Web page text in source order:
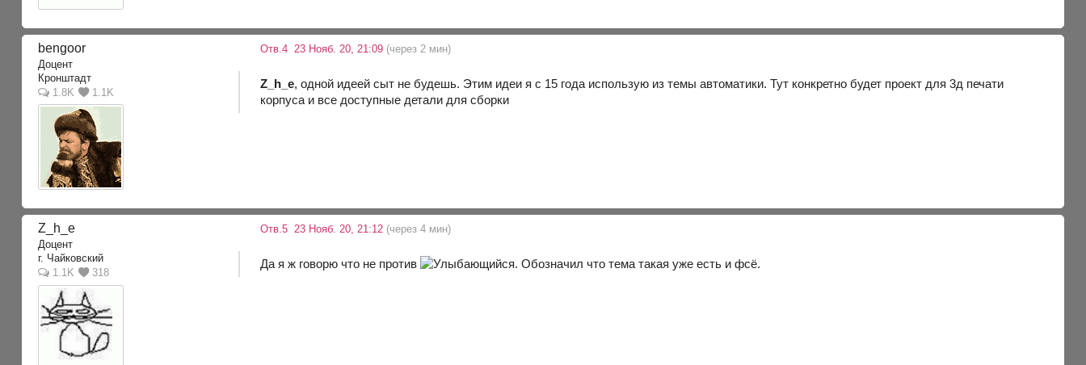
bengoor
Доцент
Кронштадт
1.8K
1.1K
Отв.4 23 Нояб. 20, 21:09 (через 2 мин)
Z_h_e, одной идеей сыт не будешь. Этим идеи я с 15 года использую из темы автоматики. Тут конкретно будет проект для 3д печати
корпуса и все доступные детали для сборки
Z_h_e
Доцент
г. Чайковский
1.1K
318
Отв.5 23 Нояб. 20, 21:12 (через 4 мин)
Да я ж говорю что не против . Обозначил что тема такая уже есть и фсё.